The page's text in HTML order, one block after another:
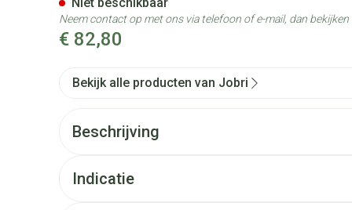
€ 82,80
Neem contact op met ons via telefoon of e-mail, dan bekijken
Bekijk alle producten van Jobri
Beschrijving
Indicatie